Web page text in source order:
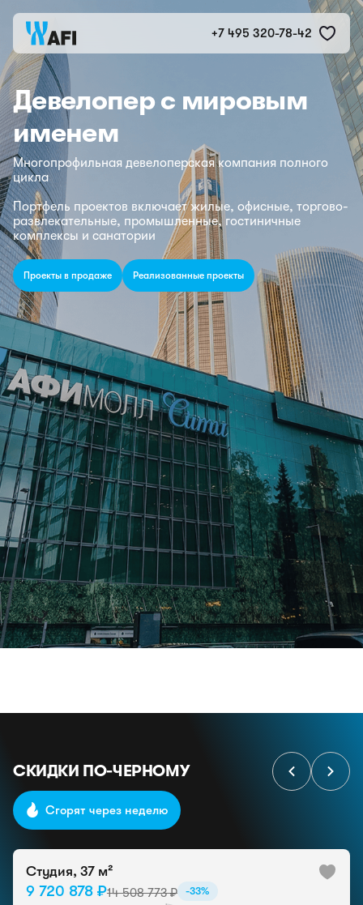
+7 495 320-78-42
Девелопер с мировым
именем
Многопрофильная девелоперская компания полного
цикла
Портфель проектов включает жилые, офисные, торгово-
развлекательные, промышленные, гостиничные
комплексы и санатории
Проекты в продаже Реализованные проекты
СКИДКИ ПО-ЧЕРНОМУ
Сгорят через неделю
Студия, 37 м²
9 720 878 ₽14 508 773 ₽ -33%